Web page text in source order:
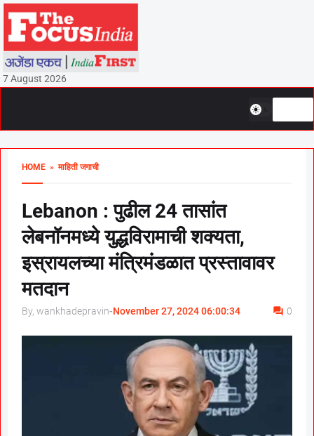
7 August 2026
HOME » माहिती जगाची
Lebanon : पुढील 24 तासांत
लेबनॉनमध्ये युद्धविरामाची शक्यता,
इस्रायलच्या मंत्रिमंडळात प्रस्तावावर
मतदान
By, wankhadepravin-November 27, 2024 06:00:34 0